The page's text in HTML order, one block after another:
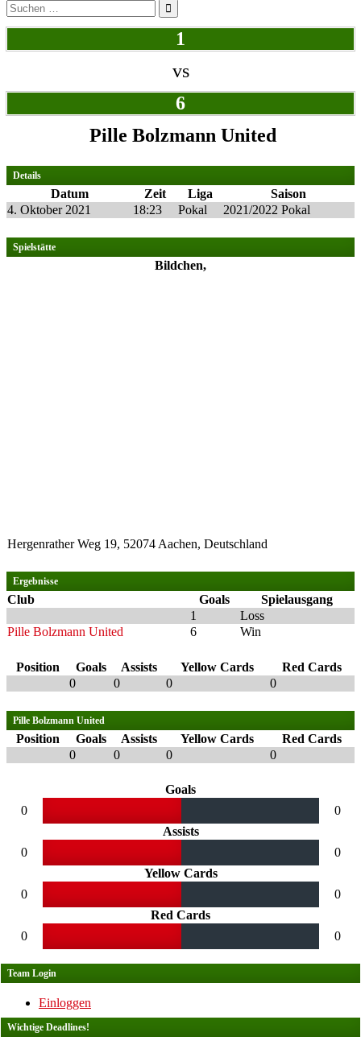
Suchen
nach:
1
vs
6
Pille Bolzmann United
Details
Datum Zeit Liga
Saison
4. Oktober 2021
18:23 Pokal 2021/2022 Pokal
Spielstätte
Bildchen,
Hergenrather Weg 19, 52074 Aachen, Deutschland
Ergebnisse
Club Goals
Spielausgang
1
Loss
Pille Bolzmann United
6 Win
Position Goals Assists Yellow Cards
Red Cards
0
0 0 0
Pille Bolzmann United
Position Goals Assists Yellow Cards
Red Cards
0
0 0 0
Goals
0
0
Assists
0
0
Yellow Cards
0
0
Red Cards
0
0
Team Login
Einloggen
Wichtige Deadlines!